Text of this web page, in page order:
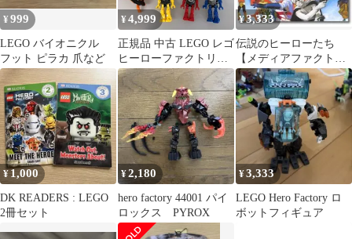
¥999
LEGO バイオニクル
フット ピラカ 爪など
¥4,999
正規品 中古 LEGO レゴ
ヒーローファクトリー
ミニフィグ フィギュ
ア 6個 まとめ売り
おまけ付き N0-483 ※
ロボット パイロッ
ト アンドロイド
白 金 銀 赤 青
黄色 ジャンパー 361
¥3,333
伝説のヒーローたち
【メディアファクトリ
ー】ノーマル全9種セッ
ト
¥1,000
DK READERS : LEGO
2冊セット
¥2,180
hero factory 44001 パイ
ロックス PYROX
¥3,333
LEGO Hero Factory ロ
ボットフィギュア